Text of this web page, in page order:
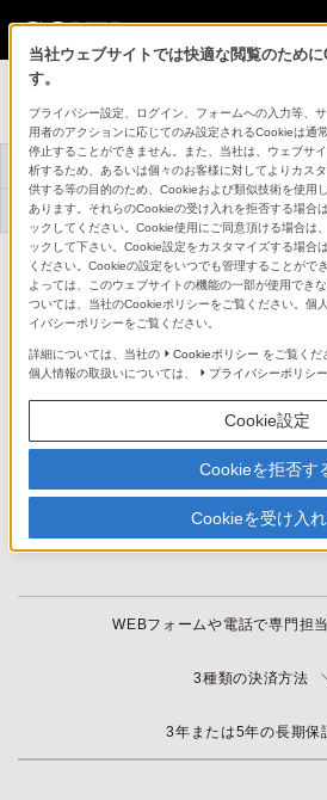
[法人向け] カメラ
トップ おすすめ商品 導
お役立ち情報 お問い合わせ
弊社の法人窓口では、1台か
ご要望に合わせたモデ
決済方法、保証をご提供
WEBフォームや電話で専門担
3種類の決済方法
3年または5年の長期保
当社ウェブサイトでは快適な閲覧のため
す。
プライバシー設定、ログイン、フォームへの入力等、
用者のアクションに応じてのみ設定されるCookieは通
停止することができません。また、当社は、ウェブサ
析するため、あるいは個々のお客様に対してよりカス
供する等の目的のため、Cookieおよび類似技術を使用
あります。それらのCookieの受け入れを拒否する場合
ックしてください。Cookie使用にご同意頂ける場合は
ックして下さい。Cookie設定をカスタマイズする場合
ください。Cookieの設定をいつでも管理することがで
よっては、このウェブサイトの機能の一部が使用でき
ついては、当社のCookieポリシーをご覧ください。個
イバシーポリシーをご覧ください。
詳細については、当社の Cookieポリシー をご覧くだ
個人情報の取扱いについては、
プライバシーポリシー
Cookie設定
Cookieを拒否す
Cookieを受け入